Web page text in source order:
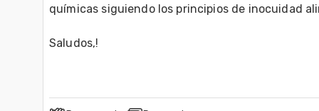
químicas siguiendo los principios de inocuidad
Saludos,!